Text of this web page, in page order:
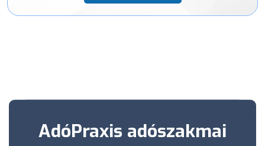
AdóPraxis adószakmai